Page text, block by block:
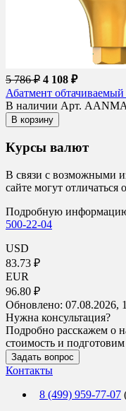
5 786 ₽ 4 108 ₽
Абатмент
В наличии Арт.
В корзину
Курсы валют
В связи с возможными
сайте могут
Подробную
500-22-04
USD
83.73 ₽
EUR
96.80 ₽
Обновлено: 07.08.2026,
Нужна консультация?
Подробно расскажем о
стоимость и
Задать вопрос
Контакты
8 (499) 959-77-07